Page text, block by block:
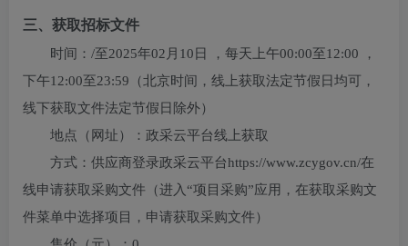
三、获取招标文件
时间： /至2025年02月10日 ，每天上午00:00至12:00 ，
下午12:00至23:59 （北京时间，线上获取法定节假日均可，
线下获取文件法定节假日除外）
地点（网址）： 政采云平台线上获取
方式： 供应商登录政采云平台https://www.zcygov.cn/在
线申请获取采购文件（进入“项目采购”应用，在获取采购文
件菜单中选择项目，申请获取采购文件）